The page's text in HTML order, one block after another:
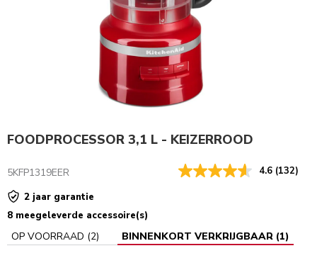
FOODPROCESSOR 3,1 L - KEIZERROOD
5KFP1319EER 4.6 (132)
2 jaar garantie
8 meegeleverde accessoire(s)
OP VOORRAAD (2) BINNENKORT VERKRIJGBAAR (1)